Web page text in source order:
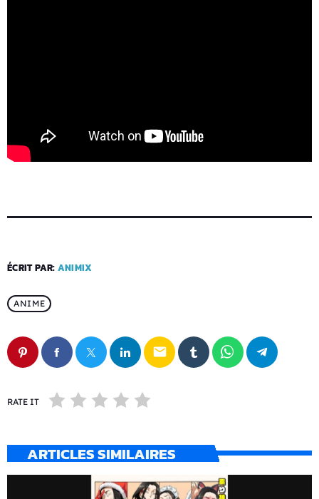
ÉCRIT PAR: ANIMIX
ANIME
email
RATE IT
ARTICLES SIMILAIRES